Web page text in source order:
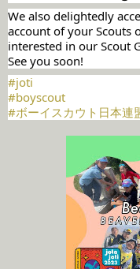
We also delightedly
account of your Scouts
interested in our Scout
See you soon!
#joti
#boyscout
#ボーイスカウト日本連